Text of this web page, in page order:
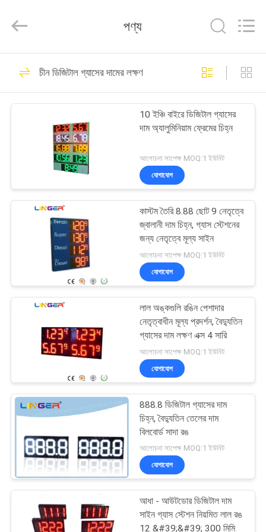
পণ্য
কারখানা
খবর
উদ্ধৃতির
জন্য
আবেদন
সাইট
Technology
Rights
LED বৈদ্যুতিন স্কোরবোর্ড
73
এলইডি ফুটবল স্কোরবোর্ড
67
এলইডি বাস্কেটবল
স্কোরবোর্ড
51
এলইডি গ্যাসের দাম সাইন
পণ্য
চীন ডিজিটাল গ্যাসের দামের লক্ষণ
10 ইঞ্চি বাইরে ডিজিটাল গ্যাসের
দাম অ্যালুমিনিয়াম ফ্রেমের চিহ্ন
আলোচনা সাপেক্ষ MOQ:1 ইউনিট
যোগাযোগ
কাস্টম তৈরি 8.88 ছোট 9 নেতৃত্বে
জ্বালানী দাম চিহ্ন, গ্যাস স্টেশনের
জন্য নেতৃত্বে মূল্য সাইন
আলোচনা সাপেক্ষ MOQ:1 ইউনিট
যোগাযোগ
লাল অঙ্কগুলি রঙিন পেশাদার
নেতৃত্বাধীন মূল্য প্রদর্শন, বৈদ্যুতিন
গ্যাসের দাম লক্ষণ এক্স 4 সারি
আলোচনা সাপেক্ষ MOQ:1 ইউনিট
যোগাযোগ
888.8 ডিজিটাল গ্যাসের দাম
চিহ্ন, বৈদ্যুতিন তেলের দাম
বিলবোর্ড সাদা রঙ
আলোচনা সাপেক্ষ MOQ:1 ইউনিট
যোগাযোগ
আধা - আউটডোর ডিজিটাল দাম
সাইন গ্যাস স্টেশন নিয়মিত লাল রঙ
12 &#39;&#39; 300 মিমি